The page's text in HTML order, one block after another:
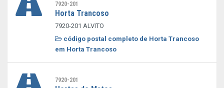
7920-201
Horta Trancoso
7920-201 ALVITO
código postal completo de Horta Trancoso
em Horta Trancoso
7920-201